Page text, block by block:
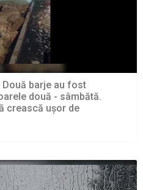
Două barje au fost
două - sâmbătă.
crească ușor de